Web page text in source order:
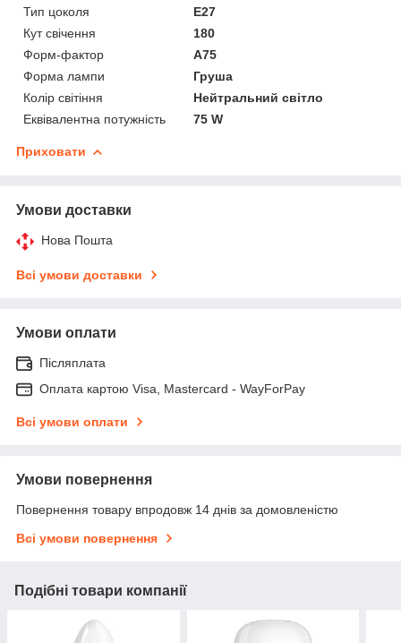
Тип цоколя
E27
Кут свічення
180
Форм-фактор
A75
Форма лампи
Груша
Колір світіння
Нейтральний світло
Еквівалентна потужність
75 W
Приховати
Умови доставки
Нова Пошта
Всі умови доставки
Умови оплати
Післяплата
Оплата картою Visa, Mastercard - WayForPay
Всі умови оплати
Умови повернення
Повернення товару впродовж 14 днів за домовленістю
Всі умови повернення
Подібні товари компанії